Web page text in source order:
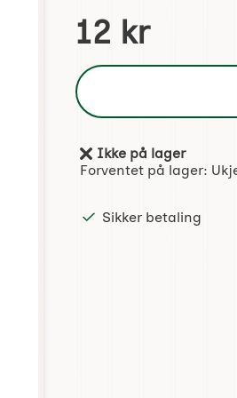
Handle dette
pris
12 kr
Produkttilgjengelighet:
Ikke på lager
Forventet på lager:
Sikker betaling